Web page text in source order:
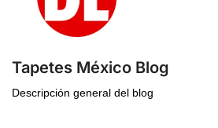
Tapetes México Blog
Descripción general del blog